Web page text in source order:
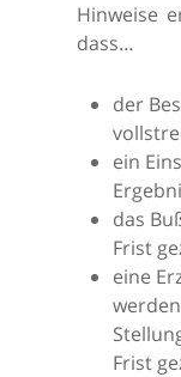
Hinweise
dass…
der
ein
das
Frist
eine
Frist